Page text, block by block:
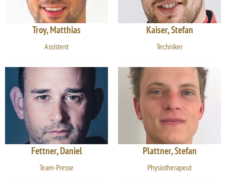
Troy, Matthias
Assistent
Kaiser, Stefan
Techniker
Fettner, Daniel
Team-Presse
Plattner, Stefan
Physiotherapeut